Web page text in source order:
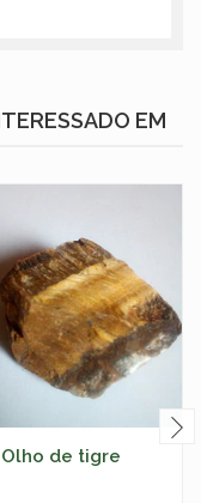
EM
Olho de tigre